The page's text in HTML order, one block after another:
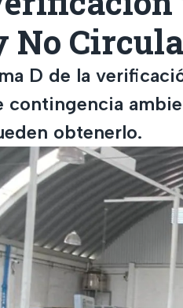
No Circula
D de la
contingencia
obtenerlo.